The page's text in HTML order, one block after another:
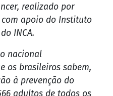
realizado por
com apoio do Instituto
INCA.
nacional
os brasileiros sabem,
à prevenção do
adultos de todos os